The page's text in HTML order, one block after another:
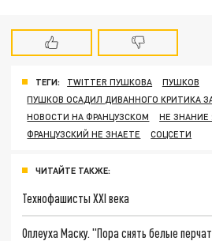
ТЕГИ: TWITTER ПУШКОВА
ПУШКОВ
ПУШКОВ ОСАДИЛ ДИВАННОГО КРИТИКА
НОВОСТИ НА ФРАНЦУЗСКОМ
НЕ ЗНАНИЕ
ФРАНЦУЗСКИЙ НЕ ЗНАЕТЕ
СОЦСЕТИ
ЧИТАЙТЕ ТАКЖЕ:
Технофашисты XXI века
Оплеуха Маску. "Пора снять белые